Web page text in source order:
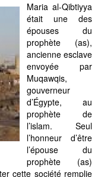
Maria al-Qibtiyya
était une des
épouses du
prophète (as),
ancienne esclave
envoyée par
Muqawqis,
gouverneur
d’Égypte, au
prophète de
l’islam. Seul
l’honneur d’être
l’épouse du
prophète (as)
cette société remplie